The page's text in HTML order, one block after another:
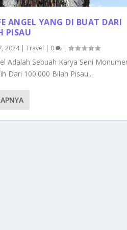
ANGEL YANG DI BUAT DARI
PISAU
2024|Travel | 0 |
Adalah Sebuah Karya Seni
Dari 100.000 Bilah Pisau...